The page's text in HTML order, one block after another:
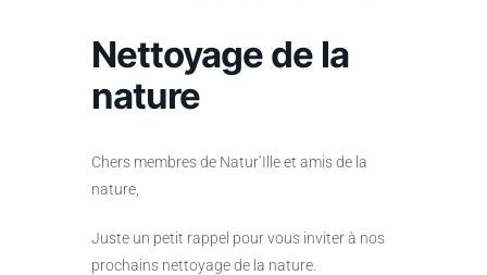
Nettoyage de la
nature
Chers membres de Natur’Ille et amis de la
nature,
Juste un petit rappel pour vous inviter à nos
prochains nettoyage de la nature.